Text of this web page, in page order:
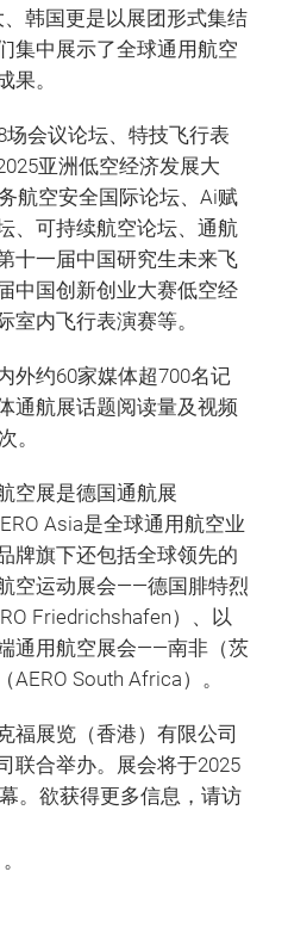
韩国更是以展团形式集结
集中展示了全球通用航空
果。
会议论坛、特技飞行表
亚洲低空经济发展大
航空安全国际论坛、Ai赋
、可持续航空论坛、通航
十一届中国研究生未来飞
中国创新创业大赛低空经
室内飞行表演赛等。
外约60家媒体超700名记
通航展话题阅读量及视频
。
空展是德国通航展
Asia是全球通用航空业
牌旗下还包括全球领先的
空运动展会——德国腓特烈
Friedrichshafen）、以
通用航空展会——南非（茨
South Africa）。
福展览（香港）有限公司
联合举办。展会将于2025
。欲获得更多信息，请访
。